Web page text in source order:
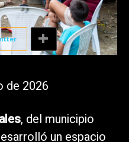
de 2026
, del municipio
un espacio